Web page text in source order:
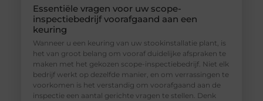
Essentiële vragen voor uw scope-
inspectiebedrijf voorafgaand aan een
keuring
Wanneer u een keuring van uw stookinstallatie plant, is
het van groot belang om vooraf duidelijke afspraken te
maken met het gekozen scope-inspectiebedrijf. Niet elk
bedrijf werkt op dezelfde manier, en om verrassingen te
voorkomen is het verstandig om voorafgaand aan de
inspectie een aantal gerichte vragen te stellen. Denk